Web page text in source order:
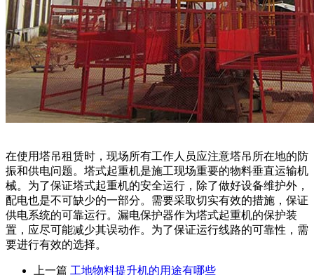
在使用塔吊租赁时，现场所有工作人员应注意塔吊所在地的防
振和供电问题。塔式起重机是施工现场重要的物料垂直运输机
械。为了保证塔式起重机的安全运行，除了做好设备维护外，
配电也是不可缺少的一部分。需要采取切实有效的措施，保证
供电系统的可靠运行。漏电保护器作为塔式起重机的保护装
置，应尽可能减少其误动作。为了保证运行线路的可靠性，需
要进行有效的选择。
上一篇 工地物料提升机的用途有哪些